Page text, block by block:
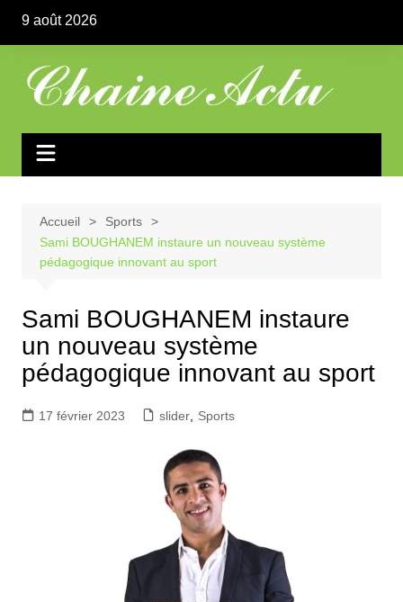
contenu
9 août 2026
Accueil
Sports
Sami BOUGHANEM instaure un nouveau système
pédagogique innovant au sport
Sami BOUGHANEM instaure
un nouveau système
pédagogique innovant au sport
17 février 2023 slider, Sports